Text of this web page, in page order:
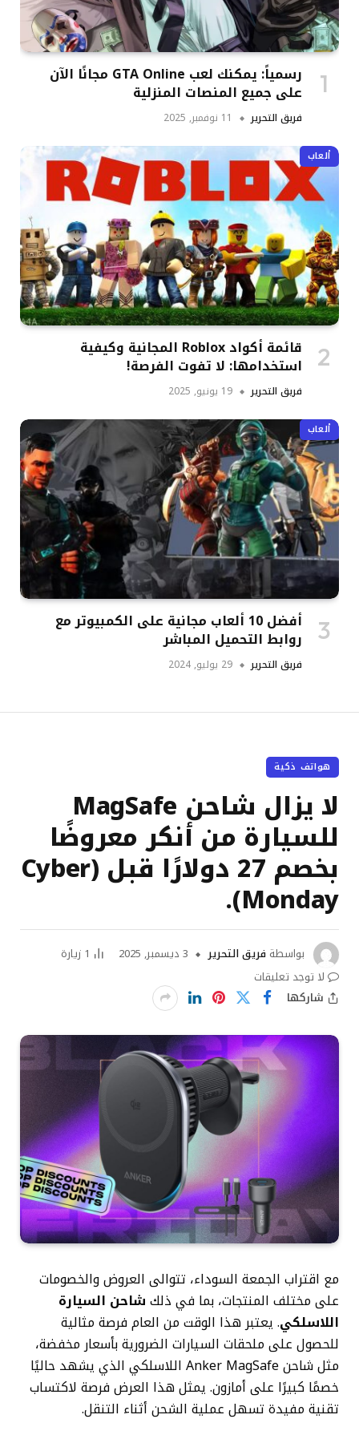
رسمياً: يمكنك لعب GTA Online مجانًا الآن
على جميع المنصات المنزلية
فريق التحرير 11 نوفمبر, 2025
ألعاب
قائمة أكواد Roblox المجانية وكيفية
استخدامها: لا تفوت الفرصة!
فريق التحرير 19 يونيو, 2025
ألعاب
أفضل 10 ألعاب مجانية على الكمبيوتر مع
روابط التحميل المباشر
فريق التحرير 29 يوليو, 2024
هواتف ذكية
لا يزال شاحن MagSafe
للسيارة من أنكر معروضًا
بخصم 27 دولارًا قبل (Cyber
Monday).
بواسطة فريق التحرير 3 ديسمبر, 2025 1 زيارة
لا توجد تعليقات
شاركها
مع اقتراب الجمعة السوداء، تتوالى العروض والخصومات
على مختلف المنتجات، بما في ذلك شاحن السيارة
اللاسلكي. يعتبر هذا الوقت من العام فرصة مثالية
للحصول على ملحقات السيارات الضرورية بأسعار مخفضة،
مثل شاحن Anker MagSafe اللاسلكي الذي يشهد حاليًا
خصمًا كبيرًا على أمازون. يمثل هذا العرض فرصة لاكتساب
تقنية مفيدة تسهل عملية الشحن أثناء التنقل.